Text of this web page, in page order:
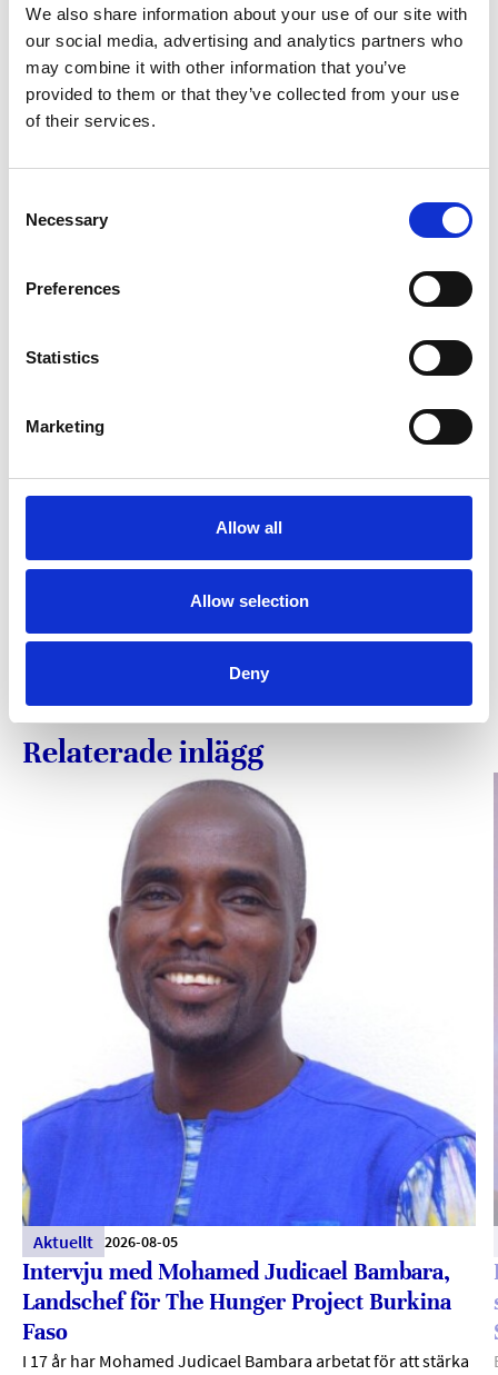
We also share information about your use of our site with
our social media, advertising and analytics partners who
may combine it with other information that you’ve
provided to them or that they’ve collected from your use
of their services.
Selection
Necessary
Preferences
Statistics
Marketing
Allow all
Allow selection
Deny
yttersta testet – och beviset på att förändringen håller.
Hunger är inte ofrånkomligt. Det är ett resultat av
maktstrukturer och politiska val. När kvinnor får verkligt
inflytande och samhällen ges möjlighet att forma sin egen
framtid, då kan hungern brytas. Inte genom välgörenhet,
utan genom strategiska investeringar i människors egen
Vill du bidra till att fler människor
får verktygen de behöver för att ta
sig ur hunger? Ge en gåva idag och
bidra till att arbetet kan fortsätta.
Ge en gåva
Dela inlägg
Relaterade inlägg
Aktuellt 2026-08-05
Intervju med Mohamed Judicael Bambara,
Landschef för The Hunger Project Burkina
Faso
I 17 år har Mohamed Judicael Bambara arbetat för att stärka